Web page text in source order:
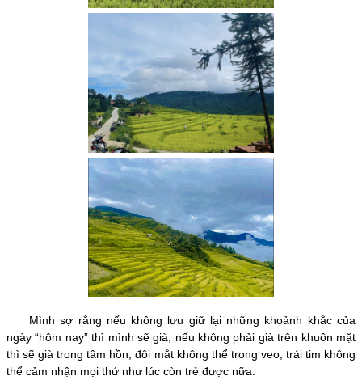
Mình sợ rằng nếu không lưu giữ lại những khoảnh khắc của
ngày “hôm nay” thì mình sẽ già, nếu không phải già trên khuôn mặt
thì sẽ già trong tâm hồn, đôi mắt không thể trong veo, trái tim không
thể cảm nhận mọi thứ như lúc còn trẻ được nữa.